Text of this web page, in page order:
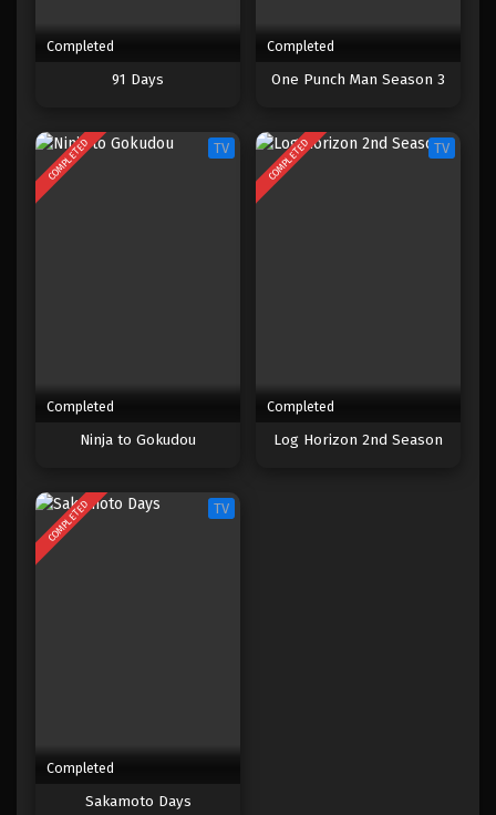
Completed
91 Days
Completed
One Punch Man Season 3
COMPLETED TV
Completed
Ninja to Gokudou
COMPLETED TV
Completed
Log Horizon 2nd Season
COMPLETED TV
Completed
Sakamoto Days